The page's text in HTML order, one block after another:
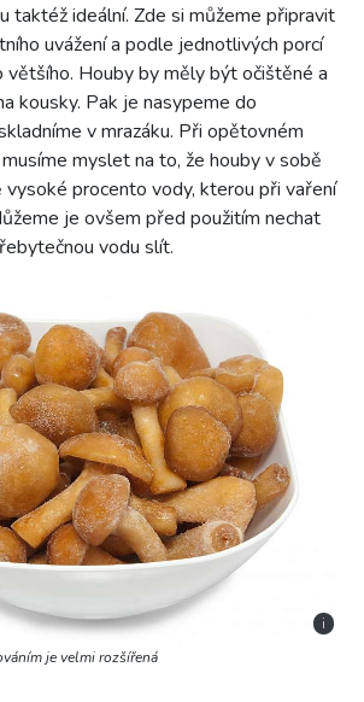
taktéž ideální. Zde si můžeme připravit
uvážení a podle jednotlivých porcí
Houby by měly být očištěné a
kousky. Pak je nasypeme do
v mrazáku. Při opětovném
myslet na to, že houby v sobě
procento vody, kterou při vaření
je ovšem před použitím nechat
vodu slít.
i
je velmi rozšířená